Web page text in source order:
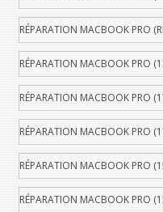
RÉPARATION MACBOOK PRO
RÉPARATION MACBOOK PRO
RÉPARATION MACBOOK PRO
RÉPARATION MACBOOK PRO
RÉPARATION MACBOOK PRO
RÉPARATION MACBOOK PRO